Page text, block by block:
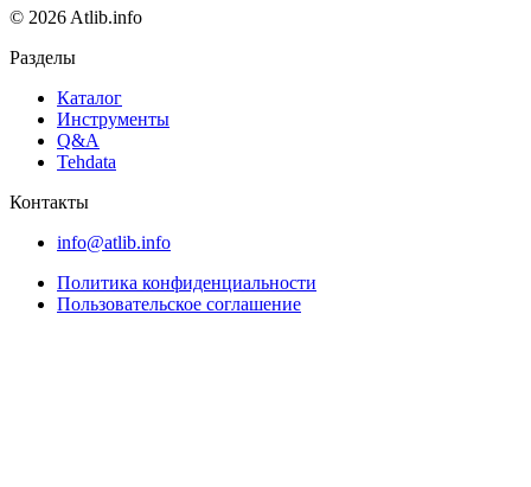
© 2026 Atlib.info
Разделы
Каталог
Инструменты
Q&A
Tehdata
Контакты
info@atlib.info
Политика конфиденциальности
Пользовательское соглашение